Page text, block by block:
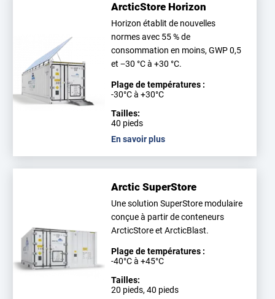
ArcticStore Horizon
Horizon établit de nouvelles
normes avec 55 % de
consommation en moins, GWP 0,5
et −30 °C à +30 °C.
Plage de températures :
-30°C à +30°C
Tailles:
40 pieds
En savoir plus
Arctic SuperStore
Une solution SuperStore modulaire
conçue à partir de conteneurs
ArcticStore et ArcticBlast.
Plage de températures :
-40°C à +45°C
Tailles:
20 pieds, 40 pieds